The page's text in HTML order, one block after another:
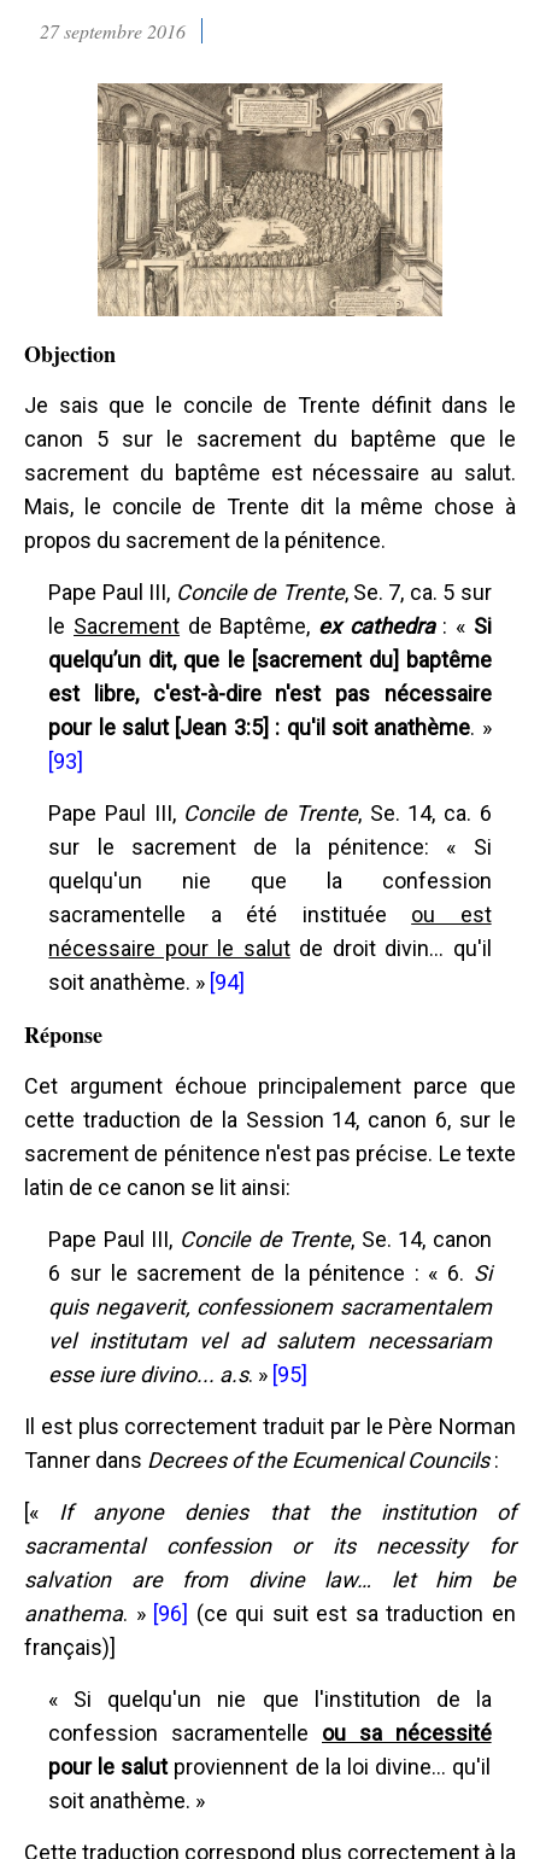
27 septembre 2016
Objection
Je sais que le concile de Trente définit dans le
canon 5 sur le sacrement du baptême que le
sacrement du baptême est nécessaire au salut.
Mais, le concile de Trente dit la même chose à
propos du sacrement de la pénitence.
Pape Paul III, Concile de Trente, Se. 7, ca. 5 sur
le Sacrement de Baptême, ex cathedra: « Si
quelqu’un dit, que le [sacrement du] baptême
est libre, c'est-à-dire n'est pas nécessaire
pour le salut [Jean 3:5] : qu'il soit anathème. »
[93]
Pape Paul III, Concile de Trente, Se. 14, ca. 6
sur le sacrement de la pénitence: « Si
quelqu'un nie que la confession
sacramentelle a été instituée ou est
nécessaire pour le salutde droit divin... qu'il
soit anathème. » [94]
Réponse
Cet argument échoue principalement parce que
cette traduction de la Session 14, canon 6, sur le
sacrement de pénitence n'est pas précise. Le texte
latin de ce canon se lit ainsi:
Pape Paul III, Concile de Trente, Se. 14, canon
6 sur le sacrement de la pénitence : « 6. Si
quis negaverit, confessionem sacramentalem
vel institutam vel ad salutem necessariam
esse iure divino... a.s. » [95]
Il est plus correctement traduit par le Père Norman
Tanner dans Decrees of the Ecumenical Councils:
[« If anyone denies that the institution of
sacramental confession or its necessity for
salvation are from divine law… let him be
anathema. » [96] (ce qui suit est sa traduction en
français)]
« Si quelqu'un nie que l'institution de la
confession sacramentelle ou sa nécessité
pour le salutproviennent de la loi divine... qu'il
soit anathème. »
Cette traduction correspond plus correctement à la